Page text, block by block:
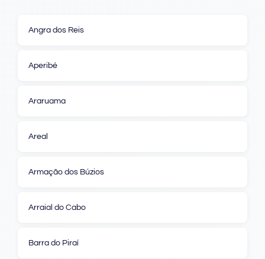
Angra dos Reis
Aperibé
Araruama
Areal
Armação dos Búzios
Arraial do Cabo
Barra do Piraí